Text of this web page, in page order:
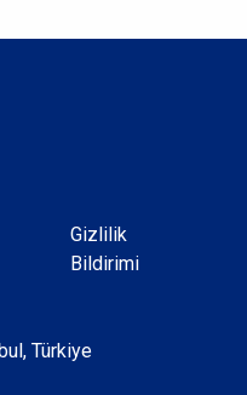
Gizlilik
Bildirimi
Türkiye